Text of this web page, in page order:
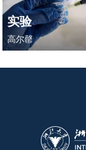
实验
高尔罄